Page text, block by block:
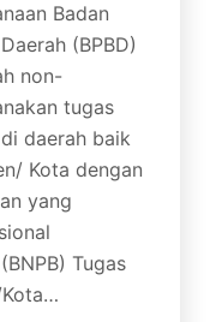
Badan
(BPBD)
non-
tugas
daerah baik
Kota dengan
yang
Tugas